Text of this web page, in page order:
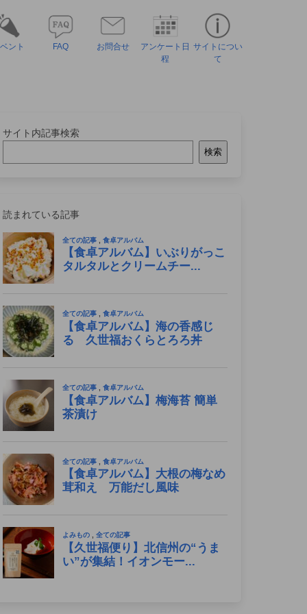
ント FAQ お問合せ
アンケート日
程
サイトについ
て
サイト内記事検索
検索
読まれている記事